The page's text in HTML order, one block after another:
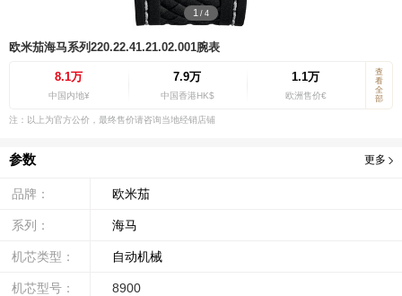
1 / 4
欧米茄海马系列220.22.41.21.02.001腕表
8.1万
中国内地¥
7.9万
中国香港HK$
1.1万
欧洲售价€
查
看
全
部
注：以上为官方公价，最终售价请咨询当地经销店铺
参数 更多
品牌： 欧米茄
系列： 海马
机芯类型： 自动机械
机芯型号： 8900